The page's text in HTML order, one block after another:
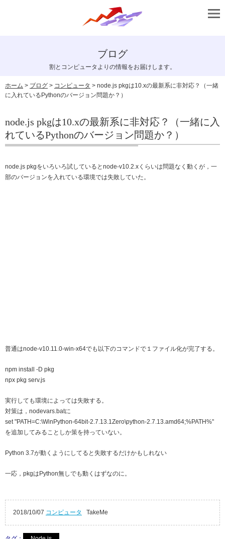
ブログ
割とコンピュータよりの情報をお届けします。
ホーム > ブログ > コンピュータ > node.js pkgは10.xの最新系に非対応？（一緒
に入れているPythonのバージョン問題か？）
node.js pkgは10.xの最新系に非対応？（一緒に入
れているPythonのバージョン問題か？）
node.js pkgをいろいろ試しているとnode-v10.2.xくらいは問題なく動くが，一
部のバージョンを入れている環境では失敗していた。
普通はnode-v10.11.0-win-x64でも以下のコマンドで１ファイル化が完了する。
npm install -D pkg
npx pkg serv.js
実行しても環境によっては失敗する。
対策は，nodevars.batに
set "PATH=C:\WinPython-64bit-2.7.13.1Zero\python-2.7.13.amd64;%PATH%"
を追加してみることしか策を持っていない。
Python 3.7が動くようにしてると失敗するだけかもしれない
一応，pkgはPython無しでも動くはずなのに。
2018/10/07 コンピュータ TakeMe